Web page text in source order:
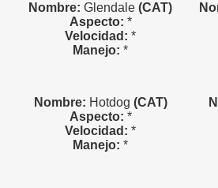
Nombre: Glendale (CAT)
Aspecto: *
Velocidad: *
Manejo: *
Nombre: Hotdog (CAT)
Aspecto: *
Velocidad: *
Manejo: *